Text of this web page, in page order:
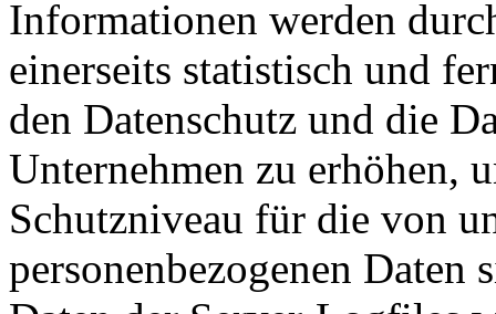
Informationen werden
einerseits statistisch und
den Datenschutz und die
Unternehmen zu erhöhen,
Schutzniveau für die von
personenbezogenen Daten